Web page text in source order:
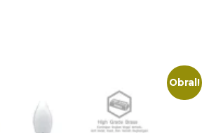
Obral!